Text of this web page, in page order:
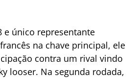
e único representante
na chave principal, ele
contra um rival vindo
looser. Na segunda rodada,